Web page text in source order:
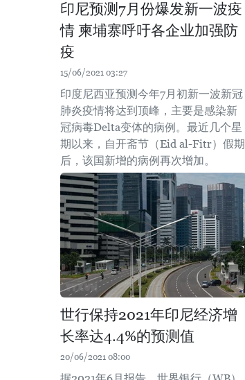
印尼预测7月份爆发新一波疫
情 柬埔寨呼吁各企业加强防
疫
15/06/2021 03:27
印度尼西亚预测今年7月初新一波新冠
肺炎疫情将达到顶峰，主要是感染新
冠病毒Delta变体的病例。最近几个星
期以来，自开斋节（Eid al-Fitr）假期
后，该国新增的病例再次增加。
世行保持2021年印尼经济增
长率达4.4%的预测值
20/06/2021 08:00